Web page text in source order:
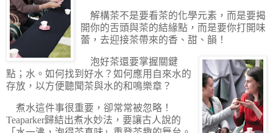
解構茶不是要看茶的化學元素，而是要揭
開你的舌頭與茶的結緣點，而是要你打開味
蕾，去迎接茶帶來的香、甜、韻！
泡好茶還要掌握關鍵
點；水。如何找到好水？如何應用自來水的
存放，以方便聽聞茶與水的和鳴樂章？
煮水這件事很重要，卻常常被忽略！
Teaparker歸結出煮水妙法，要讓古人說的